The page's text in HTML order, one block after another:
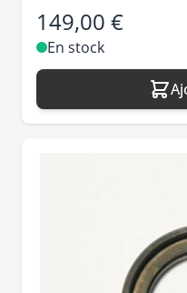
149,00 €
En stock